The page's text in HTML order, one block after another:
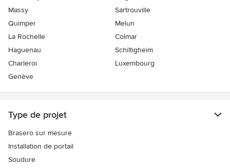
Massy
Sartrouville
Quimper
Melun
La Rochelle
Colmar
Haguenau
Schiltigheim
Charleroi
Luxembourg
Genève
Type de projet
Brasero sur mesure
Installation de portail
Soudure